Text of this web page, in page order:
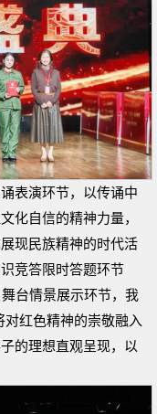
表演环节，以传诵中
化自信的精神力量，
现民族精神的时代活
竞答限时答题环节
台情景展示环节，我
红色精神的崇敬融入
的理想直观呈现，以